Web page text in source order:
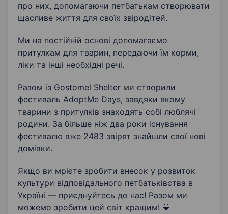
про них, допомагаючи петбатькам створювати
щасливе життя для своїх звіродітей.
Ми на постійній основі допомагаємо
притулкам для тварин, передаючи їм корми,
ліки та інші необхідні речі.
Разом із Gostomel Shelter ми створили
фестиваль AdoptMe Days, завдяки якому
тварини з притулків знаходять собі люблячі
родини. За більше ніж два роки існування
фестивалю вже 2483 звірят знайшли свої нові
домівки.
Якщо ви мрієте зробити внесок у розвиток
культури відповідального петбатьківства в
Україні — приєднуйтесь до нас! Разом ми
можемо зробити цей світ кращим! 💛